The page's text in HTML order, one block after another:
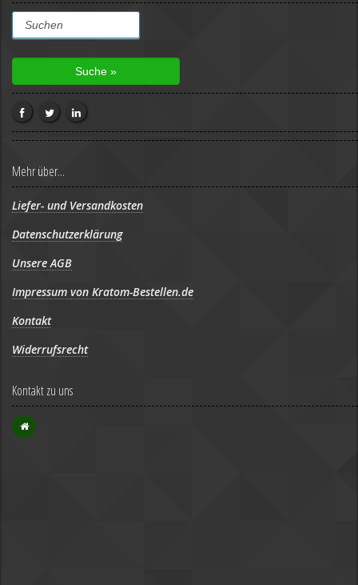
Mehr über...
Liefer- und Versandkosten
Datenschutzerklärung
Unsere AGB
Impressum von Kratom-Bestellen.de
Kontakt
Widerrufsrecht
Kontakt zu uns